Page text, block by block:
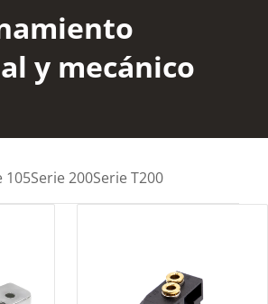
y mecánico
105Serie 200Serie T200